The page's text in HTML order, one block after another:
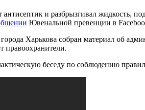
и разбрызгивал жидкость,
Ювенальной превенции в
Харькова собран материал об
правоохранители.
беседу по соблюдению